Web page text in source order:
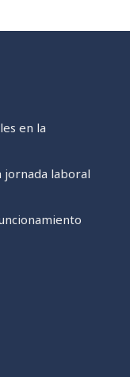
en la
jornada laboral